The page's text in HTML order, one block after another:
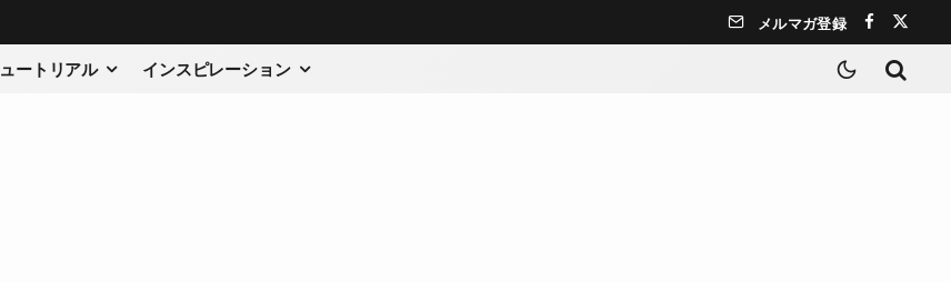
メルマガ登録
ートリアル インスピレーション